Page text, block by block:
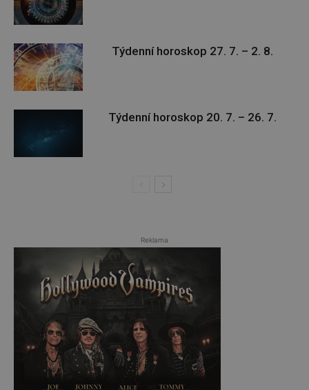
Týdenní horoskop 27. 7. – 2. 8.
Týdenní horoskop 20. 7. – 26. 7.
Reklama